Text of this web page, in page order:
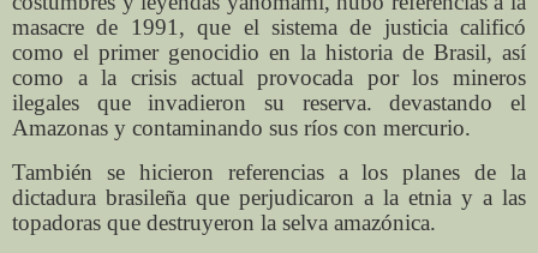
masacre de 1991, que el sistema de justicia calificó
como el primer genocidio en la historia de Brasil, así
como a la crisis actual provocada por los mineros
ilegales que invadieron su reserva. devastando el
Amazonas y contaminando sus ríos con mercurio.
También se hicieron referencias a los planes de la
dictadura brasileña que perjudicaron a la etnia y a las
topadoras que destruyeron la selva amazónica.